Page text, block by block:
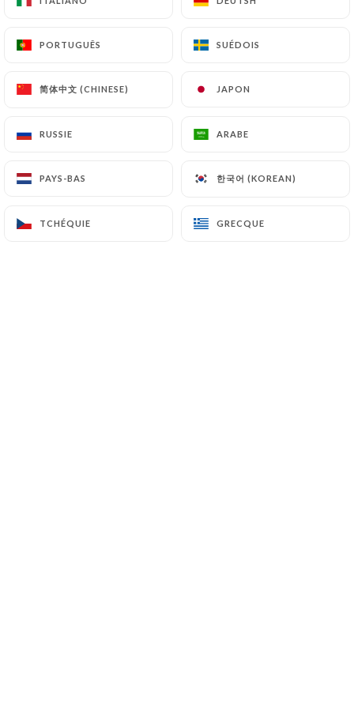
PORTUGUÊS SUÉDOIS
简体中文 (CHINESE) JAPON
RUSSIE ARABE
PAYS-BAS 한국어 (KOREAN)
TCHÉQUIE GRECQUE
PORTUGUÊS SUÉDOIS
简体中文 (CHINESE) JAPON
RUSSIE ARABE
PAYS-BAS 한국어 (KOREAN)
TCHÉQUIE GRECQUE